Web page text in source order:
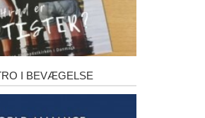
I BEVÆGELSE